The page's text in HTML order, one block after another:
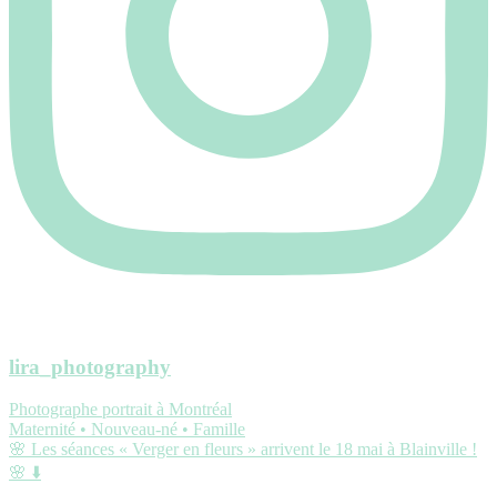
lira_photography
Photographe portrait à Montréal
Maternité • Nouveau-né • Famille
🌸 Les séances « Verger en fleurs » arrivent le 18 mai à Blainville !
🌸 ⬇️